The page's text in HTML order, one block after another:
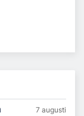
7 augusti